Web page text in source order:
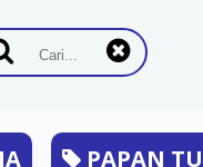
PAPAN